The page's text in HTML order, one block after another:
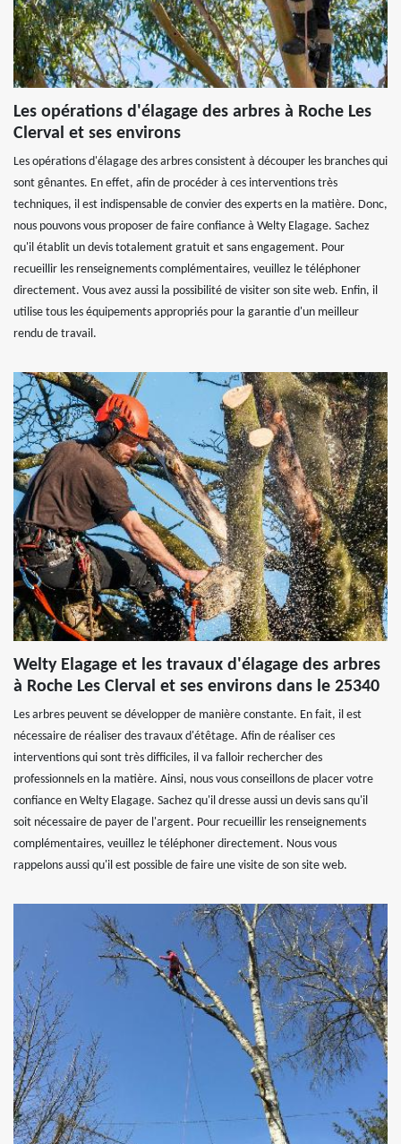
Les opérations d'élagage des arbres à Roche Les
Clerval et ses environs
Les opérations d'élagage des arbres consistent à découper les branches qui
sont gênantes. En effet, afin de procéder à ces interventions très
techniques, il est indispensable de convier des experts en la matière. Donc,
nous pouvons vous proposer de faire confiance à Welty Elagage. Sachez
qu'il établit un devis totalement gratuit et sans engagement. Pour
recueillir les renseignements complémentaires, veuillez le téléphoner
directement. Vous avez aussi la possibilité de visiter son site web. Enfin, il
utilise tous les équipements appropriés pour la garantie d'un meilleur
rendu de travail.
Welty Elagage et les travaux d'élagage des arbres
à Roche Les Clerval et ses environs dans le 25340
Les arbres peuvent se développer de manière constante. En fait, il est
nécessaire de réaliser des travaux d'étêtage. Afin de réaliser ces
interventions qui sont très difficiles, il va falloir rechercher des
professionnels en la matière. Ainsi, nous vous conseillons de placer votre
confiance en Welty Elagage. Sachez qu'il dresse aussi un devis sans qu'il
soit nécessaire de payer de l'argent. Pour recueillir les renseignements
complémentaires, veuillez le téléphoner directement. Nous vous
rappelons aussi qu'il est possible de faire une visite de son site web.